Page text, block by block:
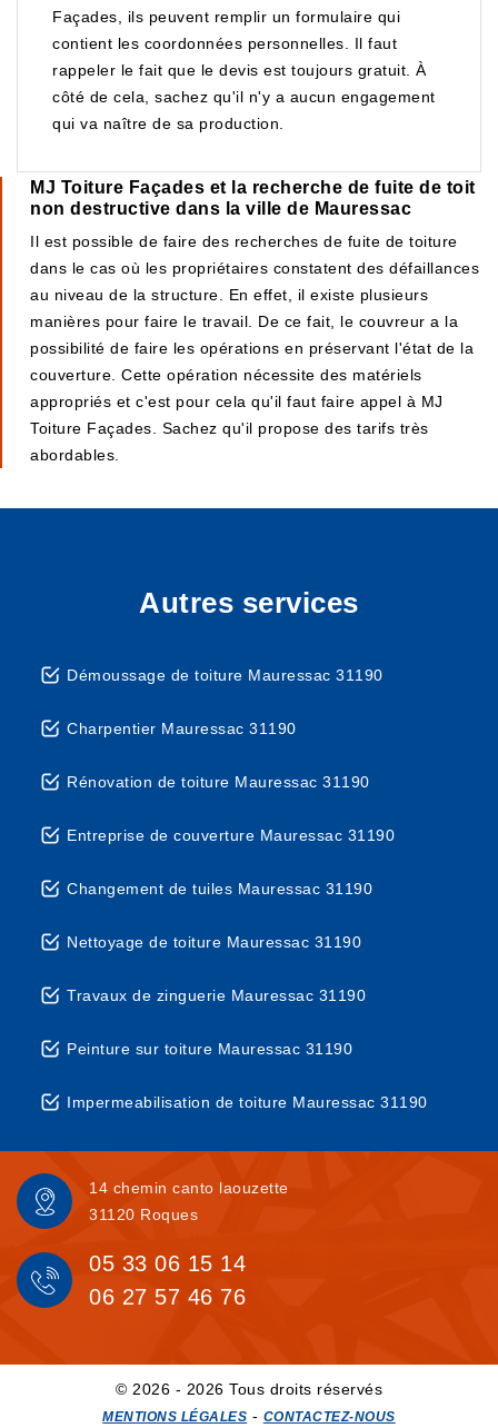
Façades, ils peuvent remplir un formulaire qui
contient les coordonnées personnelles. Il faut
rappeler le fait que le devis est toujours gratuit. À
côté de cela, sachez qu'il n'y a aucun engagement
qui va naître de sa production.
MJ Toiture Façades et la recherche de fuite de toit
non destructive dans la ville de Mauressac
Il est possible de faire des recherches de fuite de toiture
dans le cas où les propriétaires constatent des défaillances
au niveau de la structure. En effet, il existe plusieurs
manières pour faire le travail. De ce fait, le couvreur a la
possibilité de faire les opérations en préservant l'état de la
couverture. Cette opération nécessite des matériels
appropriés et c'est pour cela qu'il faut faire appel à MJ
Toiture Façades. Sachez qu'il propose des tarifs très
abordables.
Autres services
Démoussage de toiture Mauressac 31190
Charpentier Mauressac 31190
Rénovation de toiture Mauressac 31190
Entreprise de couverture Mauressac 31190
Changement de tuiles Mauressac 31190
Nettoyage de toiture Mauressac 31190
Travaux de zinguerie Mauressac 31190
Peinture sur toiture Mauressac 31190
Impermeabilisation de toiture Mauressac 31190
14 chemin canto laouzette
31120 Roques
05 33 06 15 14
06 27 57 46 76
© 2026 - 2026 Tous droits réservés
MENTIONS LÉGALES - CONTACTEZ-NOUS